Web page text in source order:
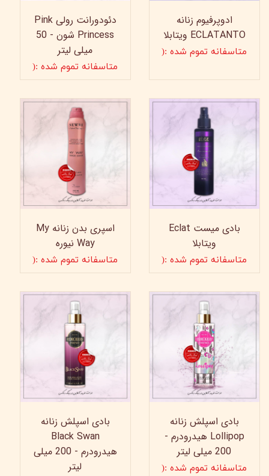
ادوپرفیوم زنانه
ECLATANTO ویتابلا
متاسفانه تموم شده :(
دئودورانت رولی Pink
Princess شون - 50
میلی لیتر
متاسفانه تموم شده :(
بادی میست Eclat
ویتابلا
متاسفانه تموم شده :(
اسپری بدن زنانه My
Way نیوره
متاسفانه تموم شده :(
بادی اسپلش زنانه
Lollipop هیدرودرم -
200 میلی لیتر
متاسفانه تموم شده :(
بادی اسپلش زنانه
Black Swan
هیدرودرم - 200 میلی
لیتر